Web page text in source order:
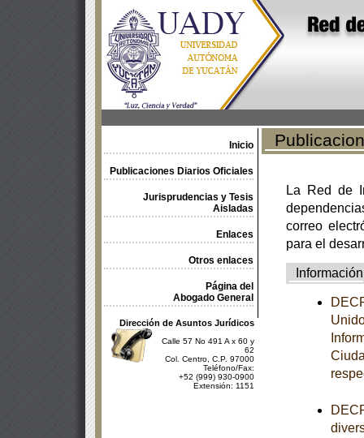
Inicio
Publicaciones Diarios Oficiales
Jurisprudencias y Tesis
Aisladas
Enlaces
Otros enlaces
Página del
Abogado General
Dirección de Asuntos Jurídicos
Calle 57 No 491 A x 60 y
62
Col. Centro, C.P. 97000
Teléfono/Fax:
+52 (999) 930-0900
Extensión: 1151
La Red de
correo
para el
Información